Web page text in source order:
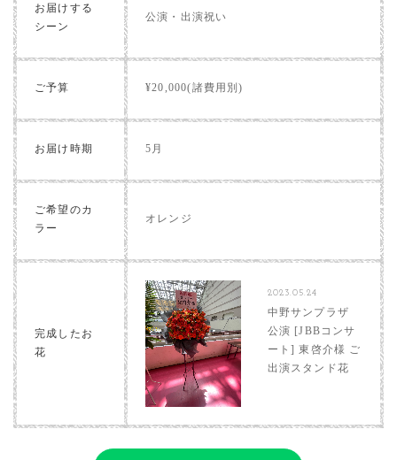
お届けする
シーン
公演・出演祝い
ご予算 ¥20,000(諸費用別)
お届け時期 5月
ご希望のカ
ラー
オレンジ
完成したお
花
2023.05.24
中野サンプラザ
公演 [JBBコンサ
ート] 東啓介様 ご
出演スタンド花